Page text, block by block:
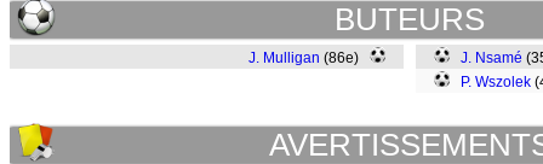
BUTEURS
J. Mulligan (86e) J. Nsamé
P. Wszolek